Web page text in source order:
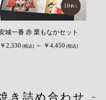
城一番 赤 栗もなかセット
￥2,330 (税込)～ ￥4,450 (税込)
き詰め合わせ